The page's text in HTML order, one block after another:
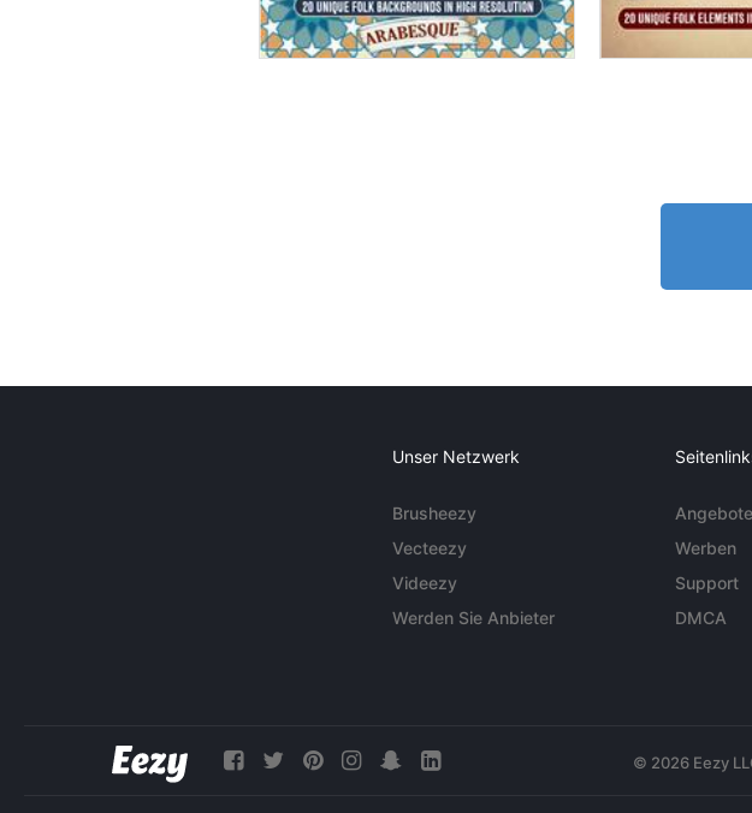
Unser Netzwerk
Brusheezy
Vecteezy
Videezy
Werden Sie Anbieter
Angebote
Werben
Support
DMCA
© 2026 Eezy